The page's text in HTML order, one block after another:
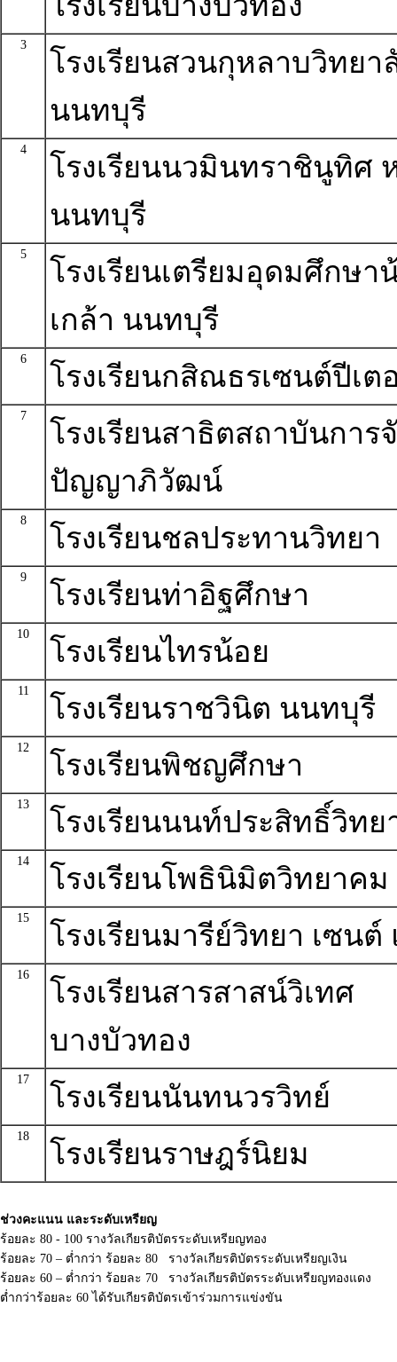
3
โรงเรียนสวนกุหลาบวิทยา
นนทบุรี
4
โรงเรียนนวมินทราชินูทิศ
นนทบุรี
5
โรงเรียนเตรียมอุดมศึกษา
เกล้า นนทบุรี
6
โรงเรียนกสิณธรเซนต์ปีเต
7
โรงเรียนสาธิตสถาบันการ
ปัญญาภิวัฒน์
8
โรงเรียนชลประทานวิทยา
9
โรงเรียนท่าอิฐศึกษา
10
โรงเรียนไทรน้อย
11
โรงเรียนราชวินิต นนทบุรี
12
โรงเรียนพิชญศึกษา
13
โรงเรียนนนท์ประสิทธิ์วิทย
14
โรงเรียนโพธินิมิตวิทยาคม
15
โรงเรียนมารีย์วิทยา เซนต์
16
โรงเรียนสารสาสน์วิเทศ
บางบัวทอง
17
โรงเรียนนันทนวรวิทย์
18
โรงเรียนราษฎร์นิยม
ช่วงคะแนน และระดับเหรียญ
ร้อยละ 80 - 100 รางวัลเกียรติบัตรระดับเหรียญทอง
ร้อยละ 70 – ต่ำกว่า ร้อยละ 80 รางวัลเกียรติบัตรระดับเหรียญเงิน
ร้อยละ 60 – ต่ำกว่า ร้อยละ 70 รางวัลเกียรติบัตรระดับเหรียญทองแดง
ต่ำกว่าร้อยละ 60 ได้รับเกียรติบัตรเข้าร่วมการแข่งขัน